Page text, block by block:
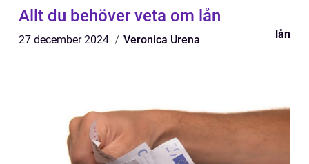
Allt du behöver veta om lån
27 december 2024 Veronica Urena lån